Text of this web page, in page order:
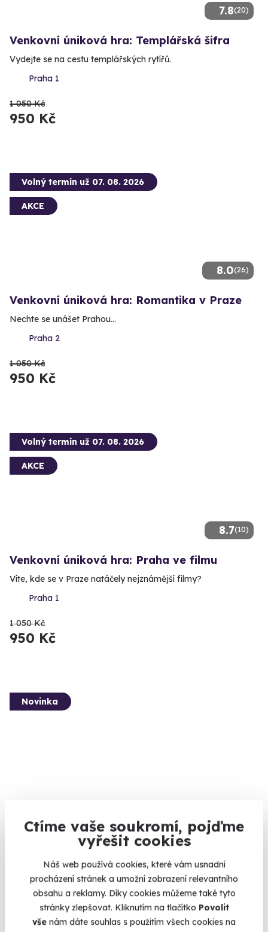
Ctíme vaše soukromí, pojďme
vyřešit cookies
Náš web používá cookies, které vám usnadní
procházení stránek a umožní zobrazení relevantního
obsahu a reklamy. Díky cookies můžeme také tyto
stránky zlepšovat. Kliknutím na tlačítko Povolit
vše nám dáte souhlas s použitím všech cookies na
7.8(20)
Venkovní úniková hra: Templářská šifra
Vydejte se na cestu templářských rytířů.
Praha 1
1 050 Kč
950 Kč
8.0(26)
Volný termín už 07. 08. 2026
AKCE
Venkovní úniková hra: Romantika v Praze
Nechte se unášet Prahou...
Praha 2
1 050 Kč
950 Kč
8.7(10)
Volný termín už 07. 08. 2026
AKCE
Venkovní úniková hra: Praha ve filmu
Víte, kde se v Praze natáčely nejznámější filmy?
Praha 1
1 050 Kč
950 Kč
Novinka
Sestřih pro tátu a syna v barber shopu
Společný čas, co má styl a voní jako tátova koupelna.
950 Kč